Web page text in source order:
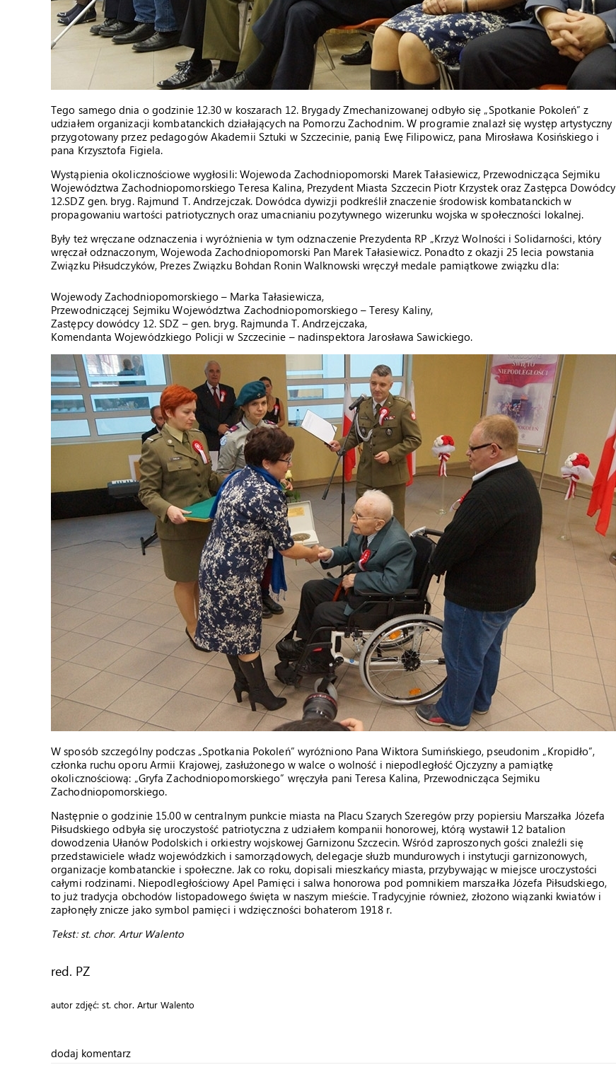
Tego samego dnia o godzinie 12.30 w koszarach 12. Brygady Zmechanizowanej odbyło się „Spotkanie Pokoleń” z
udziałem organizacji kombatanckich działających na Pomorzu Zachodnim. W programie znalazł się występ artystyczny
przygotowany przez pedagogów Akademii Sztuki w Szczecinie, panią Ewę Filipowicz, pana Mirosława Kosińskiego i
pana Krzysztofa Figiela.
Wystąpienia okolicznościowe wygłosili: Wojewoda Zachodniopomorski Marek Tałasiewicz, Przewodnicząca Sejmiku
Województwa Zachodniopomorskiego Teresa Kalina, Prezydent Miasta Szczecin Piotr Krzystek oraz Zastępca Dowódcy
12.SDZ gen. bryg. Rajmund T. Andrzejczak. Dowódca dywizji podkreślił znaczenie środowisk kombatanckich w
propagowaniu wartości patriotycznych oraz umacnianiu pozytywnego wizerunku wojska w społeczności lokalnej.
Były też wręczane odznaczenia i wyróżnienia w tym odznaczenie Prezydenta RP „Krzyż Wolności i Solidarności, który
wręczał odznaczonym, Wojewoda Zachodniopomorski Pan Marek Tałasiewicz. Ponadto z okazji 25 lecia powstania
Związku Piłsudczyków, Prezes Związku Bohdan Ronin Walknowski wręczył medale pamiątkowe związku dla:
Wojewody Zachodniopomorskiego – Marka Tałasiewicza,
Przewodniczącej Sejmiku Województwa Zachodniopomorskiego – Teresy Kaliny,
Zastępcy dowódcy 12. SDZ – gen. bryg. Rajmunda T. Andrzejczaka,
Komendanta Wojewódzkiego Policji w Szczecinie – nadinspektora Jarosława Sawickiego.
W sposób szczególny podczas „Spotkania Pokoleń” wyróżniono Pana Wiktora Sumińskiego, pseudonim „Kropidło”,
członka ruchu oporu Armii Krajowej, zasłużonego w walce o wolność i niepodległość Ojczyzny a pamiątkę
okolicznościową: „Gryfa Zachodniopomorskiego” wręczyła pani Teresa Kalina, Przewodnicząca Sejmiku
Zachodniopomorskiego.
Następnie o godzinie 15.00 w centralnym punkcie miasta na Placu Szarych Szeregów przy popiersiu Marszałka Józefa
Piłsudskiego odbyła się uroczystość patriotyczna z udziałem kompanii honorowej, którą wystawił 12 batalion
dowodzenia Ułanów Podolskich i orkiestry wojskowej Garnizonu Szczecin. Wśród zaproszonych gości znaleźli się
przedstawiciele władz wojewódzkich i samorządowych, delegacje służb mundurowych i instytucji garnizonowych,
organizacje kombatanckie i społeczne. Jak co roku, dopisali mieszkańcy miasta, przybywając w miejsce uroczystości
całymi rodzinami. Niepodległościowy Apel Pamięci i salwa honorowa pod pomnikiem marszałka Józefa Piłsudskiego,
to już tradycja obchodów listopadowego święta w naszym mieście. Tradycyjnie również, złożono wiązanki kwiatów i
zapłonęły znicze jako symbol pamięci i wdzięczności bohaterom 1918 r.
Tekst: st. chor. Artur Walento
red. PZ
autor zdjęć: st. chor. Artur Walento
dodaj komentarz